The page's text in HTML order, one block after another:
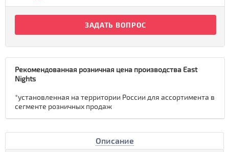
ЗАДАТЬ ВОПРОС
Рекомендованная розничная цена производства East
Nights
*установленная на территории России для ассортимента в
сегменте розничных продаж
Описание